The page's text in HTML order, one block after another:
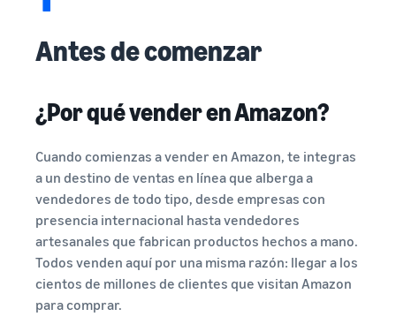
Antes de comenzar
¿Por qué vender en Amazon?
Cuando comienzas a vender en Amazon, te integras
a un destino de ventas en línea que alberga a
vendedores de todo tipo, desde empresas con
presencia internacional hasta vendedores
artesanales que fabrican productos hechos a mano.
Todos venden aquí por una misma razón: llegar a los
cientos de millones de clientes que visitan Amazon
para comprar.